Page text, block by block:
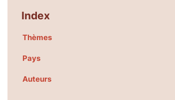
Index
Thèmes
Pays
Auteurs